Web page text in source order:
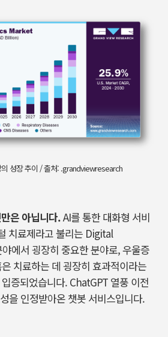
의 성장 추이 / 출처: .grandviewresearch
은 아닙니다.AI를 통한 대화형 서비
치료제라고 불리는 Digital
에서 굉장히 중요한 분야로,우울증
치료하는 데 굉장히 효과적이라는
증되었습니다. ChatGPT 열풍 이전
을 인정받아온 챗봇 서비스입니다.